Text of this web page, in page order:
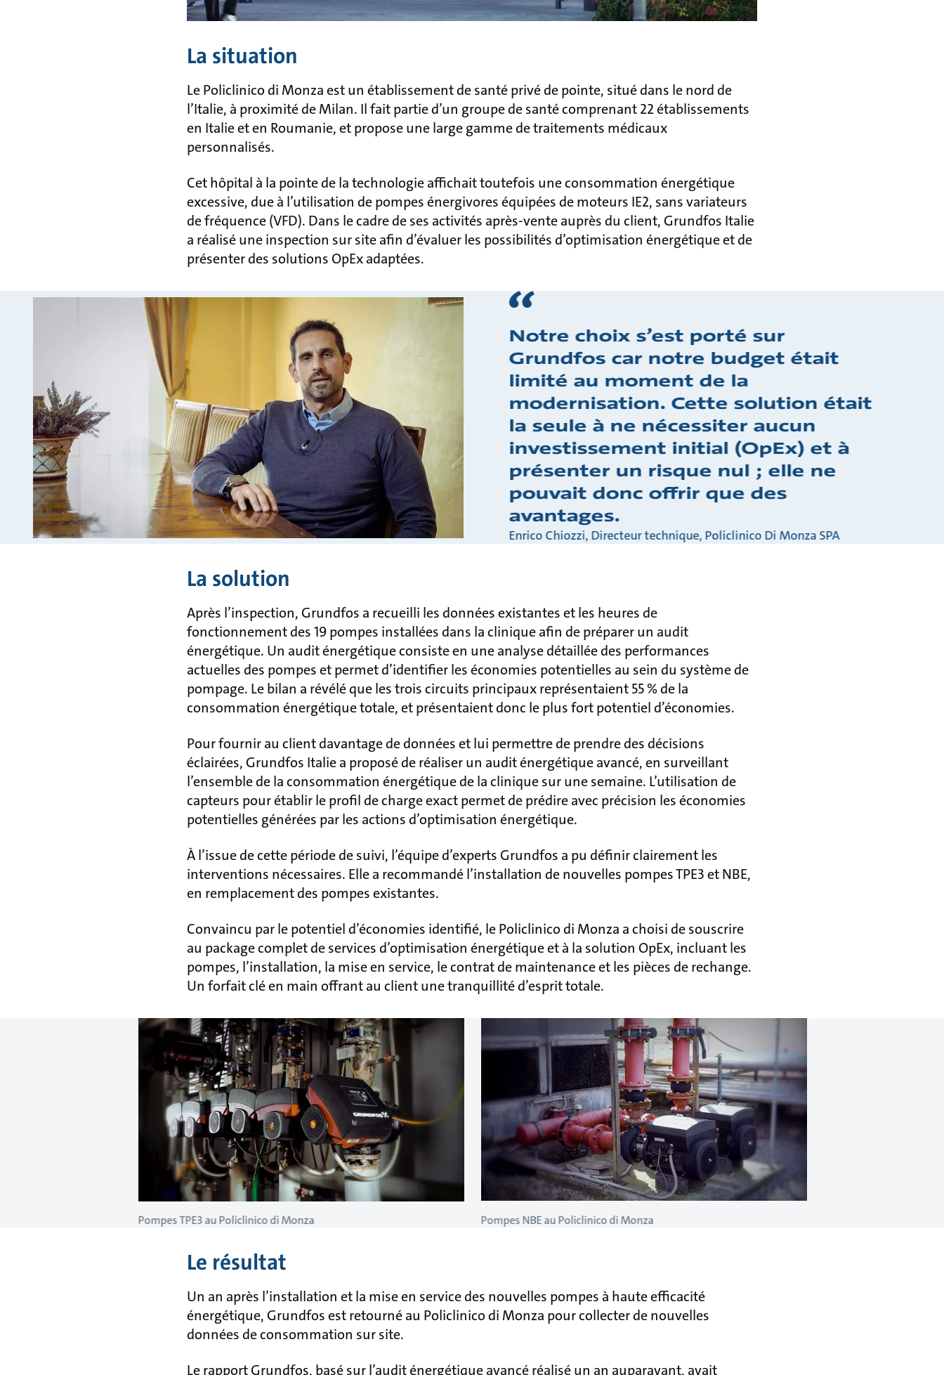
La situation
Le Policlinico di Monza est un établissement de santé privé de pointe, situé dans le nord de
l’Italie, à proximité de Milan. Il fait partie d’un groupe de santé comprenant 22 établissements
en Italie et en Roumanie, et propose une large gamme de traitements médicaux
personnalisés.
Cet hôpital à la pointe de la technologie affichait toutefois une consommation énergétique
excessive, due à l’utilisation de pompes énergivores équipées de moteurs IE2, sans variateurs
de fréquence (VFD). Dans le cadre de ses activités après-vente auprès du client, Grundfos Italie
a réalisé une inspection sur site afin d’évaluer les possibilités d’optimisation énergétique et de
présenter des solutions OpEx adaptées.
Notre choix s’est porté sur
Grundfos car notre budget était
limité au moment de la
modernisation. Cette solution était
la seule à ne nécessiter aucun
investissement initial (OpEx) et à
présenter un risque nul ; elle ne
pouvait donc offrir que des
avantages.
Enrico Chiozzi, Directeur technique, Policlinico Di Monza SPA
La solution
Après l’inspection, Grundfos a recueilli les données existantes et les heures de
fonctionnement des 19 pompes installées dans la clinique afin de préparer un audit
énergétique. Un audit énergétique consiste en une analyse détaillée des performances
actuelles des pompes et permet d’identifier les économies potentielles au sein du système de
pompage. Le bilan a révélé que les trois circuits principaux représentaient 55 % de la
consommation énergétique totale, et présentaient donc le plus fort potentiel d’économies.
Pour fournir au client davantage de données et lui permettre de prendre des décisions
éclairées, Grundfos Italie a proposé de réaliser un audit énergétique avancé, en surveillant
l’ensemble de la consommation énergétique de la clinique sur une semaine. L’utilisation de
capteurs pour établir le profil de charge exact permet de prédire avec précision les économies
potentielles générées par les actions d’optimisation énergétique.
À l’issue de cette période de suivi, l’équipe d’experts Grundfos a pu définir clairement les
interventions nécessaires. Elle a recommandé l’installation de nouvelles pompes TPE3 et NBE,
en remplacement des pompes existantes.
Convaincu par le potentiel d’économies identifié, le Policlinico di Monza a choisi de souscrire
au package complet de services d’optimisation énergétique et à la solution OpEx, incluant les
pompes, l’installation, la mise en service, le contrat de maintenance et les pièces de rechange.
Un forfait clé en main offrant au client une tranquillité d’esprit totale.
Pompes TPE3 au Policlinico di Monza Pompes NBE au Policlinico di Monza
Le résultat
Un an après l’installation et la mise en service des nouvelles pompes à haute efficacité
énergétique, Grundfos est retourné au Policlinico di Monza pour collecter de nouvelles
données de consommation sur site.
Le rapport Grundfos, basé sur l’audit énergétique avancé réalisé un an auparavant, avait